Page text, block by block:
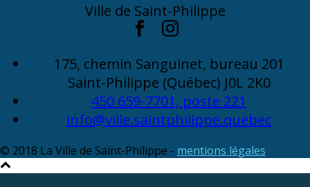
Ville de Saint-Philippe
175, chemin Sanguinet, bureau 201
Saint-Philippe (Québec) J0L 2K0
450 659-7701, poste 221
info@ville.saintphilippe.quebec
© 2018 La Ville de Saint-Philippe - mentions légales